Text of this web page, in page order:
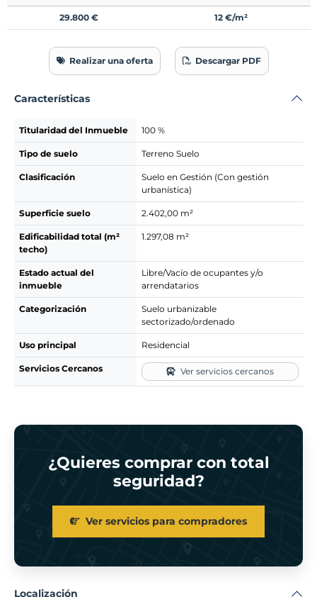
29.800 € 12 €/m²
Realizar una oferta Descargar PDF
Características
Titularidad del Inmueble 100 %
Tipo de suelo Terreno Suelo
Clasificación
Suelo en Gestión (Con gestión
urbanística)
Superficie suelo 2.402,00 m²
Edificabilidad total (m²
techo)
1.297,08 m²
Estado actual del
inmueble
Libre/Vacío de ocupantes y/o
arrendatarios
Categorización
Suelo urbanizable
sectorizado/ordenado
Uso principal Residencial
Servicios Cercanos Ver servicios cercanos
¿Quieres comprar con total
seguridad?
Ver servicios para compradores
Localización